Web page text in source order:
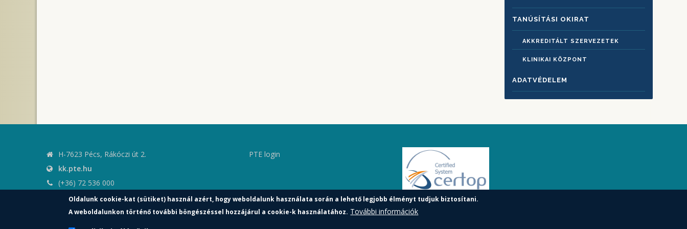
TANÚSÍTÁSI OKIRAT
AKKREDITÁLT SZERVEZETEK
KLINIKAI KÖZPONT
ADATVÉDELEM
H-7623 Pécs, Rákóczi út 2.
kk.pte.hu
(+36) 72 536 000
kk.elnoki.hivatal@pte.hu
pte.hu
PTE login
Oldalunk cookie-kat (sütiket) használ azért, hogy weboldalunk használata során a lehető legjobb élményt tudjuk biztosítani.
A weboldalunkon történő további böngészéssel hozzájárul a cookie-k használatához. További információk